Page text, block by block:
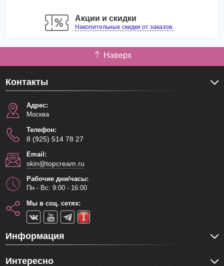
Акции и скидки
Накопительные скидки от заказов.
Наверх
Контакты
Адрес:
Москва
Телефон:
8 (925) 514 78 27
Email:
skin@topcream.ru
Рабочие дни/часы:
Пн - Вс: 9:00 - 16:00
Мы в соц. сетях:
Информация
Интересно